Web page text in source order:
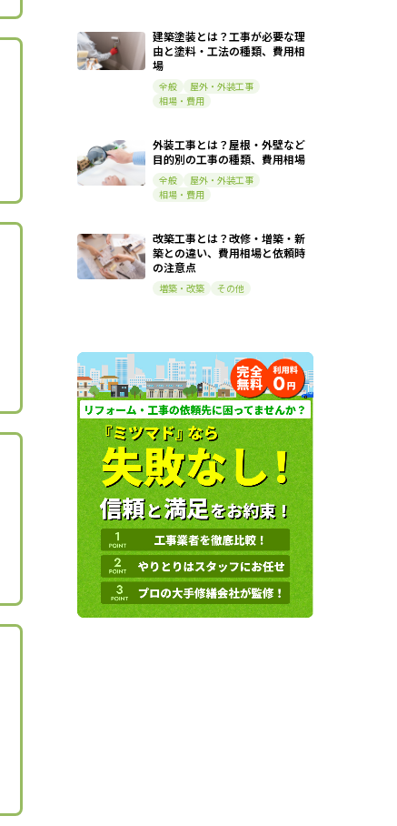
建築塗装とは？工事が必要な理
由と塗料・工法の種類、費用相
場
全般
屋外・外装工事
相場・費用
外装工事とは？屋根・外壁など
目的別の工事の種類、費用相場
全般
屋外・外装工事
相場・費用
改築工事とは？改修・増築・新
築との違い、費用相場と依頼時
の注意点
増築・改築 その他